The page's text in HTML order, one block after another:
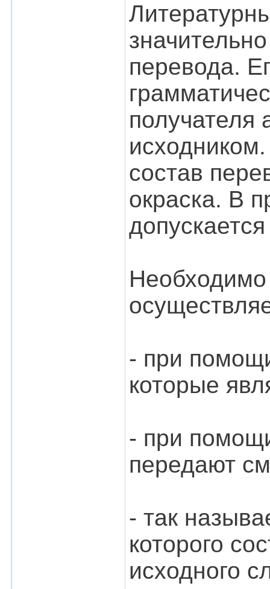
перевода.
получателя
состав
окраска. В
- при
которые
- при
передают
- так
которого
исходного